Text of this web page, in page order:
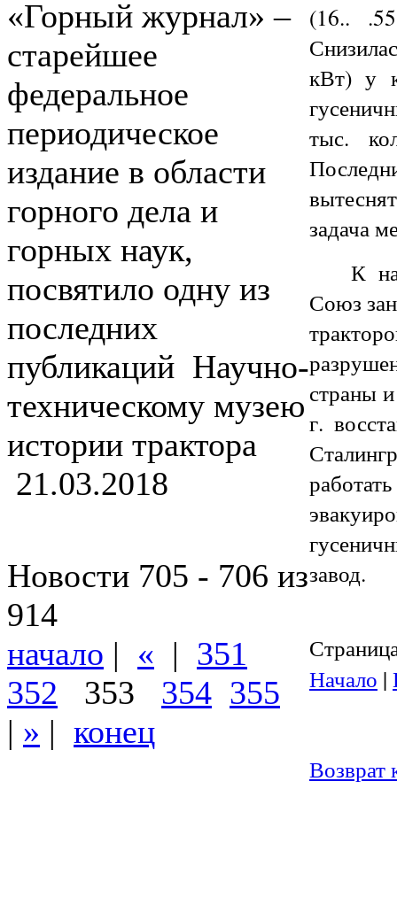
«Горный журнал» –
старейшее
федеральное
периодическое
издание в области
горного дела и
горных наук,
посвятило одну из
последних
публикаций Научно-
техническому музею
истории трактора
21.03.2018
Новости 705 - 706 из
914
начало | « | 351
352
353 354 355
| » | конец
(16..
кВт) у
тыс.
задача
К
Союз
страны
г.
завод.
Начало |
Возврат